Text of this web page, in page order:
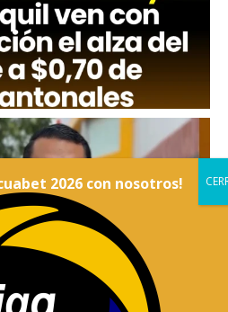
2026 con nosotros!